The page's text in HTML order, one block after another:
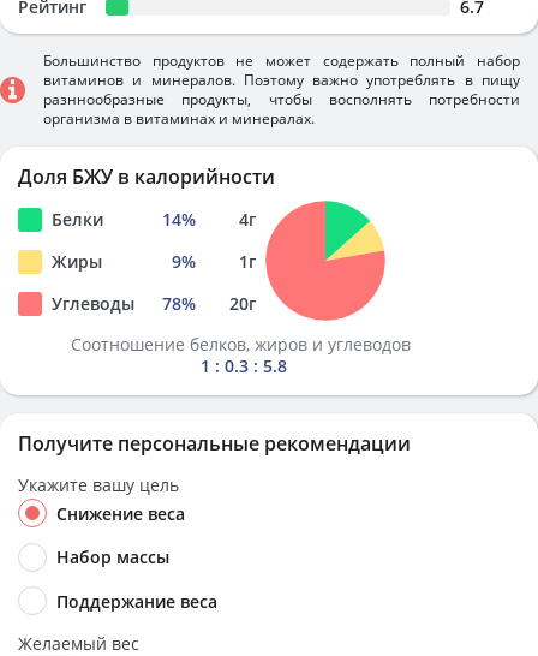
Рейтинг 6.7
Большинство продуктов не может содержать полный набор
витаминов и минералов. Поэтому важно употреблять в пищу
разннообразные продукты, чтобы восполнять потребности
организма в витаминах и минералах.
Доля БЖУ в калорийности
Белки 14% 4г
Жиры
9% 1г
Углеводы
78% 20г
Соотношение белков, жиров и углеводов
1 : 0.3 : 5.8
Получите персональные рекомендации
Укажите вашу цель
Снижение веса
Набор массы
Поддержание веса
Желаемый вес